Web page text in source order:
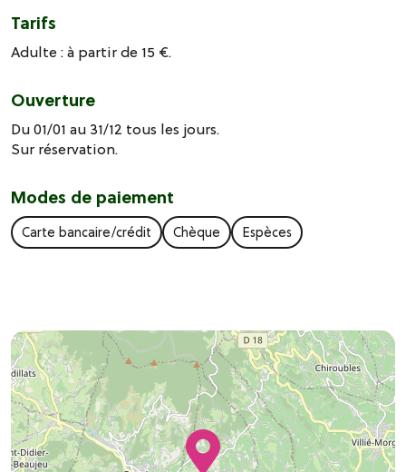
Tarifs
Adulte : à partir de 15 €.
Ouverture
Du 01/01 au 31/12 tous les jours.
Sur réservation.
Modes de paiement
Carte bancaire/crédit Chèque Espèces